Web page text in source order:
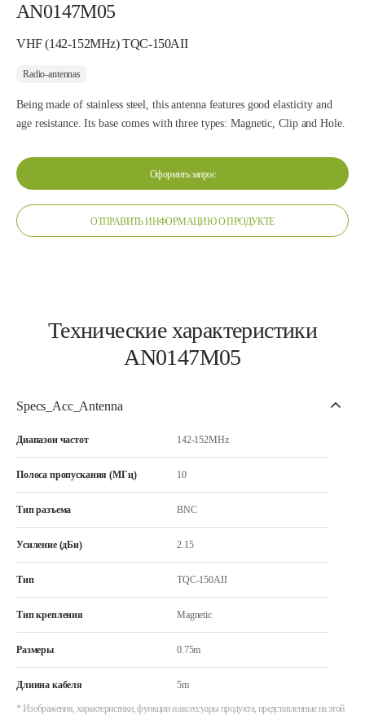
AN0147M05
VHF (142-152MHz) TQC-150AII
Radio-antennas
Being made of stainless steel, this antenna features good elasticity and
age resistance. Its base comes with three types: Magnetic, Clip and Hole.
Оформить запрос
ОТПРАВИТЬ ИНФОРМАЦИЮ О ПРОДУКТЕ
Технические характеристики
AN0147M05
Specs_Acc_Antenna
Диапазон частот 142-152MHz
Полоса пропускания (МГц) 10
Тип разъема BNC
Усиление (дБи) 2.15
Тип TQC-150AII
Тип крепления Magnetic
Размеры 0.75m
Длинна кабеля 5m
* Изображения, характеристики, функции и аксессуары продукта, представленные на этой